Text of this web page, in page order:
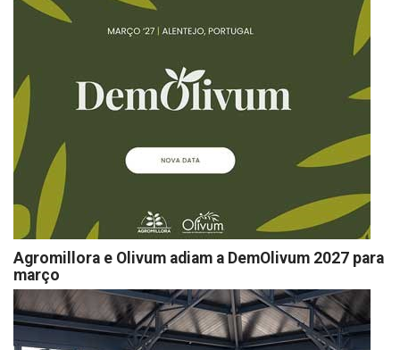
Agromillora e Olivum adiam a DemOlivum 2027 para
março